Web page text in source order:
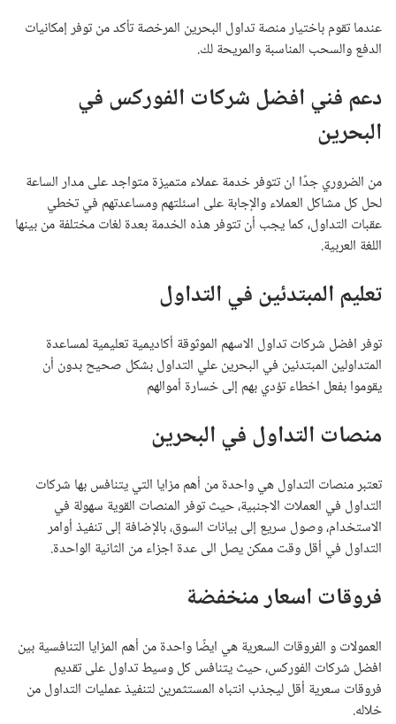
عندما تقوم باختيار منصة تداول البحرين المرخصة تأكد من توفر إمكانيات
الدفع والسحب المناسبة والمريحة لك.
دعم فني افضل شركات الفوركس في
البحرين
من الضروري جدًا ان تتوفر خدمة عملاء متميزة متواجد على مدار الساعة
لحل كل مشاكل العملاء والإجابة على اسئلتهم ومساعدتهم في تخطي
عقبات التداول، كما يجب أن تتوفر هذه الخدمة بعدة لغات مختلفة من بينها
اللغة العربية.
تعليم المبتدئين في التداول
توفر افضل شركات تداول الاسهم الموثوقة أكاديمية تعليمية لمساعدة
المتداولين المبتدئين في البحرين علي التداول بشكل صحيح بدون أن
يقوموا بفعل اخطاء تؤدي بهم إلى خسارة أموالهم
منصات التداول في البحرين
تعتبر منصات التداول هي واحدة من أهم مزايا التي يتنافس بها شركات
التداول في العملات الاجنبية، حيث توفر المنصات القوية سهولة في
الاستخدام، وصول سريع إلى بيانات السوق، بالإضافة إلى تنفيذ أوامر
التداول في أقل وقت ممكن يصل الى عدة اجزاء من الثانية الواحدة.
فروقات اسعار منخفضة
العمولات و الفروقات السعرية هي ايضًا واحدة من أهم المزايا التنافسية بين
افضل شركات الفوركس، حيث يتنافس كل وسيط تداول على تقديم
فروقات سعرية أقل ليجذب انتباه المستثمرين لتنفيذ عمليات التداول من
خلاله.